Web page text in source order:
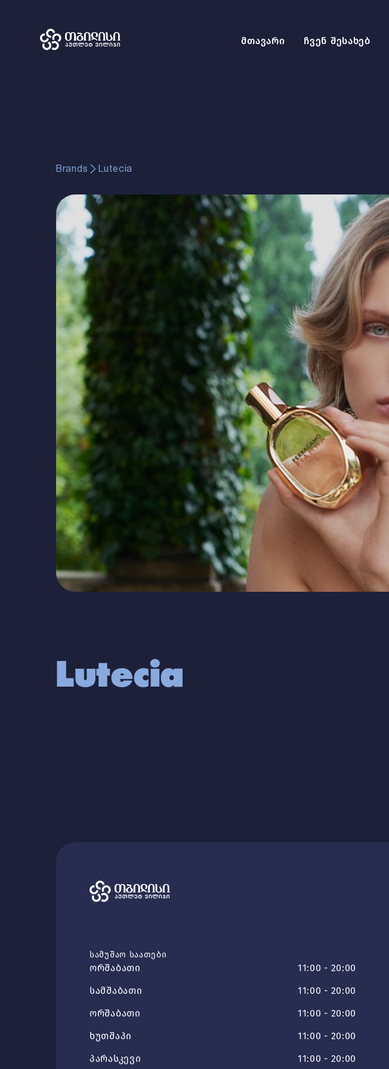
მთავარი ჩვენ შესახებ
Brands Lutecia
Lutecia
სამუშაო საათები
ორშაბათი
11:00 - 20:00
სამშაბათი
11:00 - 20:00
ორშაბათი
11:00 - 20:00
ხუთშაპი
11:00 - 20:00
პარასკევი
11:00 - 20:00